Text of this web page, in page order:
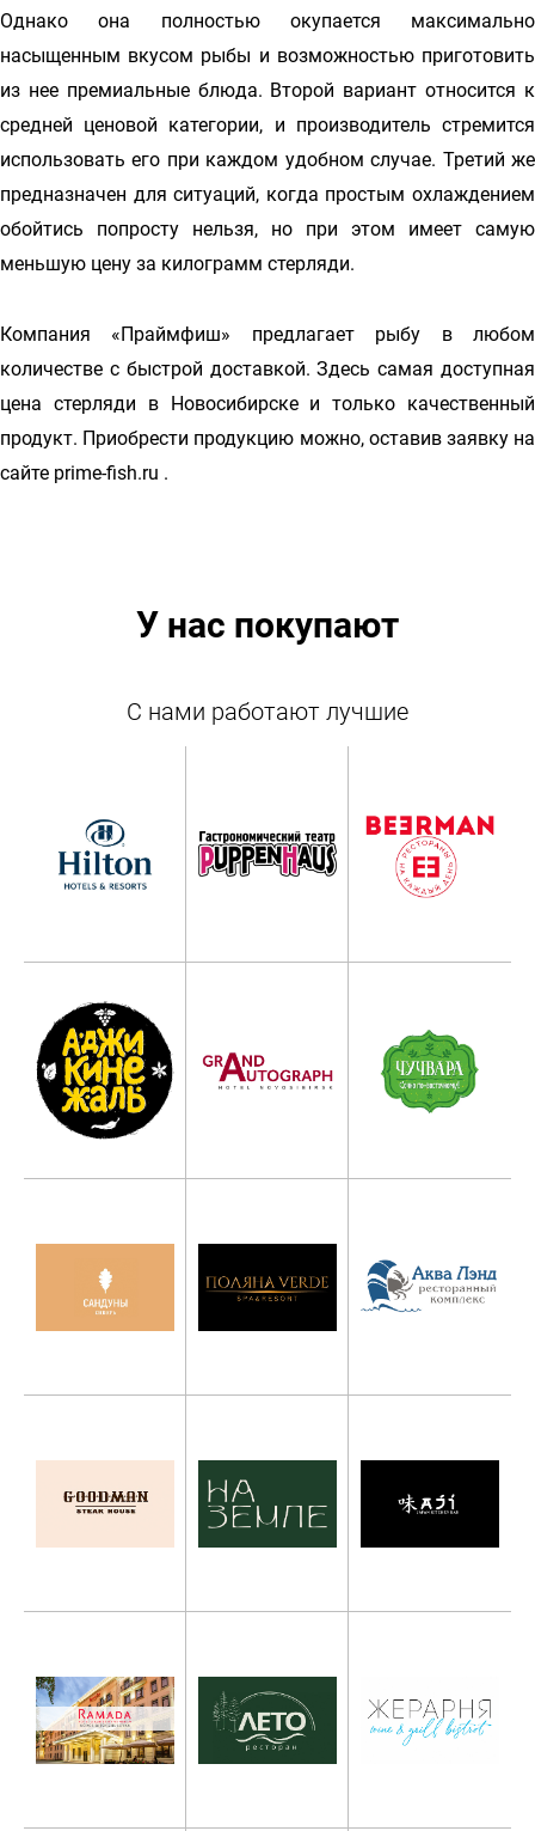
Однако она полностью окупается максимально
насыщенным вкусом рыбы и возможностью приготовить
из нее премиальные блюда. Второй вариант относится к
средней ценовой категории, и производитель стремится
использовать его при каждом удобном случае. Третий же
предназначен для ситуаций, когда простым охлаждением
обойтись попросту нельзя, но при этом имеет самую
меньшую цену за килограмм стерляди.
Компания «Праймфиш» предлагает рыбу в любом
количестве с быстрой доставкой. Здесь самая доступная
цена стерляди в Новосибирске и только качественный
продукт. Приобрести продукцию можно, оставив заявку на
сайте prime-fish.ru .
У нас покупают
С нами работают лучшие